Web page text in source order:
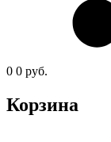
0 0 руб.
Корзина